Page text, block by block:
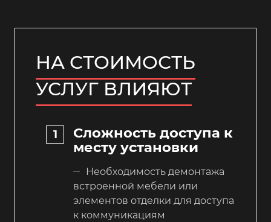
НА СТОИМОСТЬ
УСЛУГ ВЛИЯЮТ
Сложность доступа к
месту установки
Необходимость демонтажа
встроенной мебели или
элементов отделки для доступа
к коммуникациям